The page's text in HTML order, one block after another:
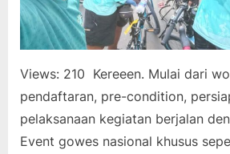
Views: 210 Kereeen. Mulai dari
pendaftaran, pre-condition,
pelaksanaan kegiatan berjalan
Event gowes nasional khusus